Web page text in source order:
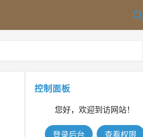
控制面板
您好，欢迎到访网站！
登录后台 查看权限